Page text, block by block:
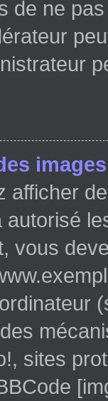
de ne
afficher
autorisé
vous
sites